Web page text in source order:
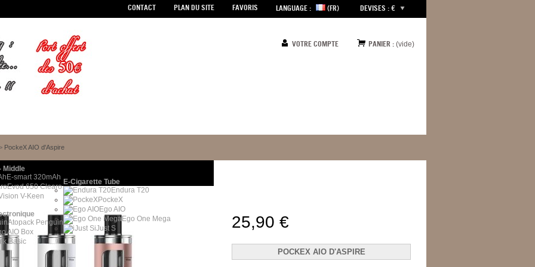
CONTACT PLAN DU SITE FAVORIS LANGUAGE : (FR) DEVISES : €
VOTRE COMPTE PANIER : (vide)
Middle
E-smart 320mAh
Evod 650 Clearo
V-Keen
Atopack Penguin
AIO Box
Basic
E-Cigarette Tube
Endura T20
PockeX
Ego AIO
Ego One Mega
iJust S
PockeX AIO d'Aspire
25,90 €
POCKEX AIO D'ASPIRE